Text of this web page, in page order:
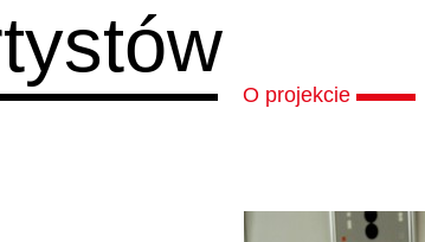
O projekcie